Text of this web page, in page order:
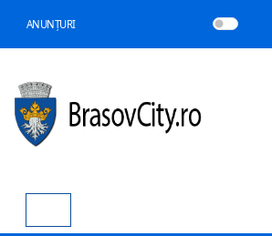
ANUNȚURI